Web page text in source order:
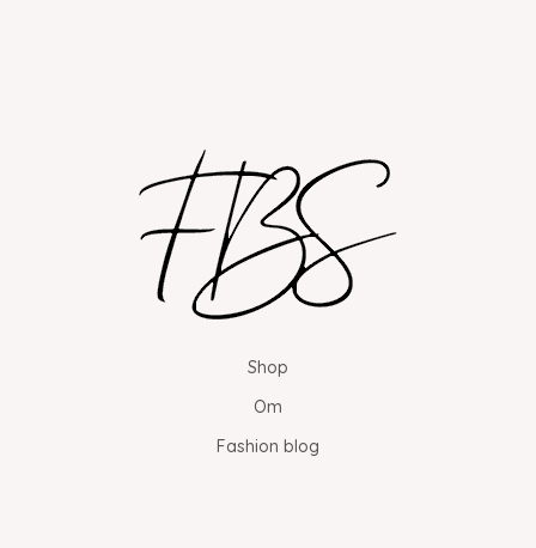
Shop
Om
Fashion blog